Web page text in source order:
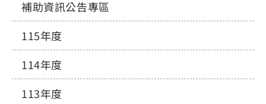
補助資訊公告專區
115年度
114年度
113年度